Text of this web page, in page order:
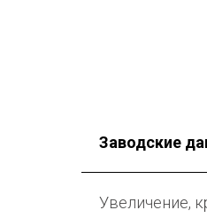
Заводские
Увеличение,